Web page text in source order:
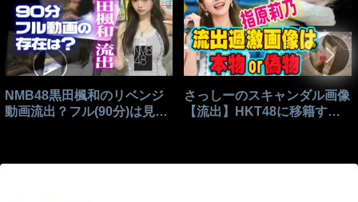
NMB48黒田楓和のリベンジ
動画流出？フル(90分)は見れ
さっしーのスキャンダル画像
【流出】HKT48に移籍する